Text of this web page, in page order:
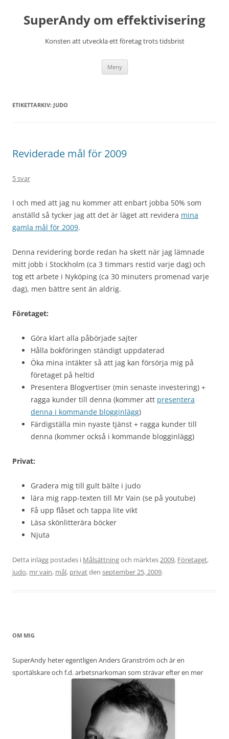
innehåll
SuperAndy om effektivisering
Konsten att utveckla ett företag trots tidsbrist
Meny
ETIKETTARKIV: JUDO
Reviderade mål för 2009
5 svar
I och med att jag nu kommer att enbart jobba 50% som
anställd så tycker jag att det är läget att revidera mina
gamla mål för 2009.
Denna revidering borde redan ha skett när jag lämnade
mitt jobb i Stockholm (ca 3 timmars restid varje dag) och
tog ett arbete i Nyköping (ca 30 minuters promenad varje
dag), men bättre sent än aldrig.
Företaget:
Göra klart alla påbörjade sajter
Hålla bokföringen ständigt uppdaterad
Öka mina intäkter så att jag kan försörja mig på
företaget på heltid
Presentera Blogvertiser (min senaste investering) +
ragga kunder till denna (kommer att presentera
denna i kommande blogginlägg)
Färdigställa min nyaste tjänst + ragga kunder till
denna (kommer också i kommande blogginlägg)
Privat:
Gradera mig till gult bälte i judo
lära mig rapp-texten till Mr Vain (se på youtube)
Få upp flåset och tappa lite vikt
Läsa skönlitterära böcker
Njuta
Detta inlägg postades i Målsättningoch märktes2009, Företaget,
judo, mr vain, mål, privatden september 25, 2009.
OM MIG
SuperAndy heter egentligen Anders Granström och är en
sportälskare och f.d. arbetsnarkoman som strävar efter en mer